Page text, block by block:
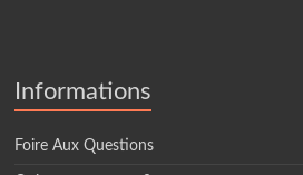
Informations
Foire Aux Questions